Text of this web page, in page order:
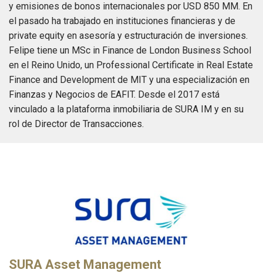
y emisiones de bonos internacionales por USD 850 MM. En
el pasado ha trabajado en instituciones financieras y de
private equity en asesoría y estructuración de inversiones.
Felipe tiene un MSc in Finance de London Business School
en el Reino Unido, un Professional Certificate in Real Estate
Finance and Development de MIT y una especialización en
Finanzas y Negocios de EAFIT. Desde el 2017 está
vinculado a la plataforma inmobiliaria de SURA IM y en su
rol de Director de Transacciones.
SURA Asset Management